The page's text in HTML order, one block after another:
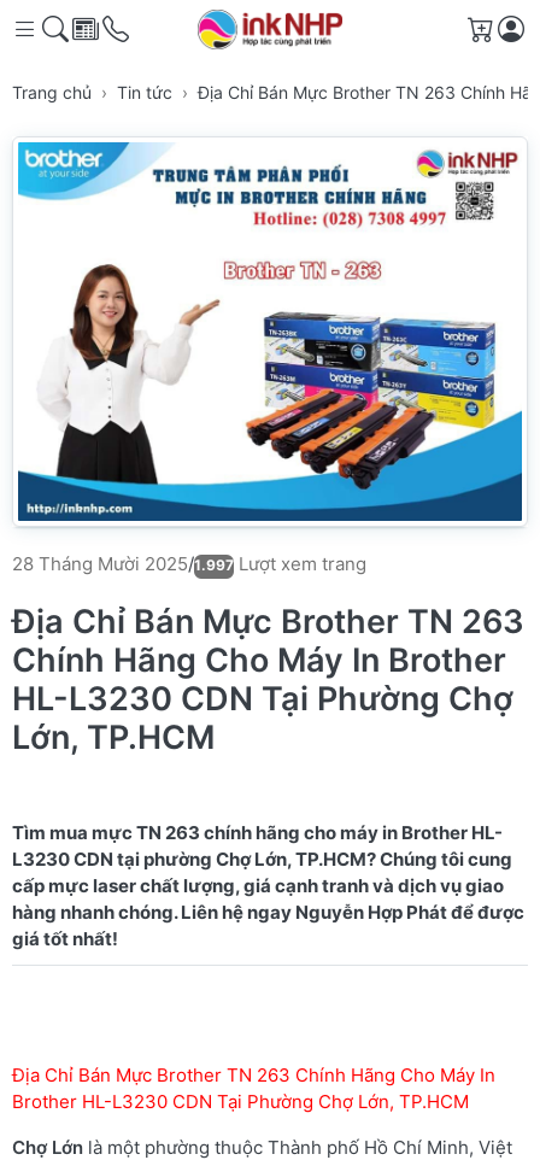
Giỏ
Trang chủ Tin tức Địa Chỉ Bán Mực Brother TN 263 Chính
28 Tháng Mười 2025/1.997 Lượt xem trang
Địa Chỉ Bán Mực Brother TN 263
Chính Hãng Cho Máy In Brother
HL-L3230 CDN Tại Phường Chợ
Lớn, TP.HCM
Tìm mua mực TN 263 chính hãng cho máy in Brother HL-
L3230 CDN tại phường Chợ Lớn, TP.HCM? Chúng tôi cung
cấp mực laser chất lượng, giá cạnh tranh và dịch vụ giao
hàng nhanh chóng. Liên hệ ngay Nguyễn Hợp Phát để được
Địa Chỉ Bán Mực Brother TN 263 Chính Hãng Cho Máy In
Brother HL-L3230 CDN Tại Phường Chợ Lớn, TP.HCM
Chợ Lớn là một phường thuộc Thành phố Hồ Chí Minh, Việt